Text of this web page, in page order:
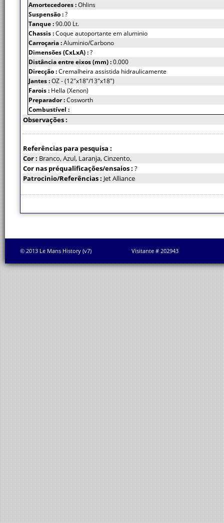
Amortecedores :Ohlins
Suspensão :?
Tanque :90.00 Lt.
Chassis :Coque autoportante em aluminio
Carroçaria :Aluminio/Carbono
Dimensões (CxLxA) :?
Distância entre eixos (mm) :0.000
Direcção :Cremalheira assistida hidraulicamente
Jantes :OZ - (12"x18"/13"x18")
Farois : Hella (Xenon)
Preparador :Cosworth
Combustível :
Observações :
Referências para pesquisa :
Cor : Branco, Azul, Laranja, Cinzento,
Cor nas préqualificações/ensaios : ?
Patrocinio/Referências : Jet Alliance
© 2013 Le Mans History (v7) Visitante # 202943